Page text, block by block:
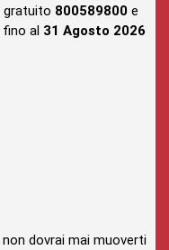
gratuito 800589800 e
al 31 Agosto 2026
dovrai mai muoverti